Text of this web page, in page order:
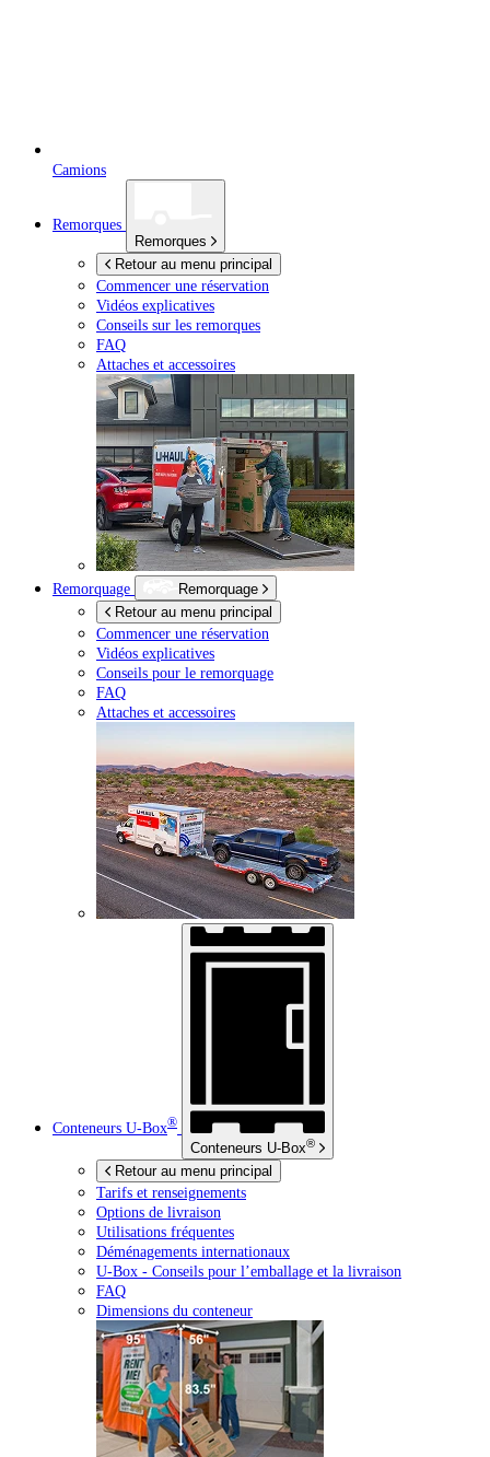
Camions
Remorques
Remorques
Retour au menu principal
Commencer une réservation
Vidéos explicatives
Conseils sur les remorques
FAQ
Attaches et accessoires
Remorquage
Remorquage
Retour au menu principal
Commencer une réservation
Vidéos explicatives
Conseils pour le remorquage
FAQ
Attaches et accessoires
Conteneurs U-Box®
Conteneurs U-Box®
Retour au menu principal
Tarifs et renseignements
Options de livraison
Utilisations fréquentes
Déménagements internationaux
U-Box - Conseils pour l’emballage et la livraison
FAQ
Dimensions du conteneur